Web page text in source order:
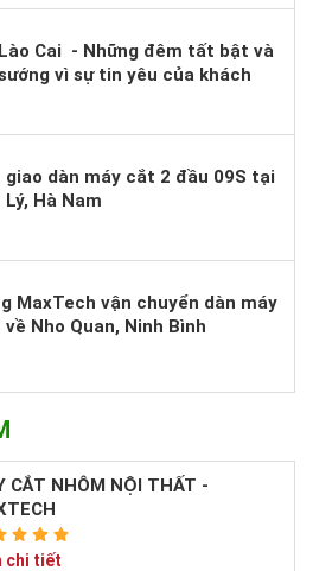
Cai - Những đêm tất bật và
vì sự tin yêu của khách
giao dàn máy cắt 2 đầu 09S tại
Lý, Hà Nam
MaxTech vận chuyển dàn máy
về Nho Quan, Ninh Bình
CẮT NHÔM NỘI THẤT -
chi tiết